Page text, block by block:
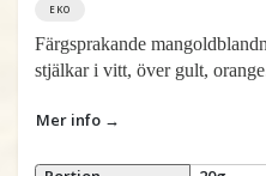
EKO
Färgsprakande
stjälkar i vitt, över gult,
Mer info →